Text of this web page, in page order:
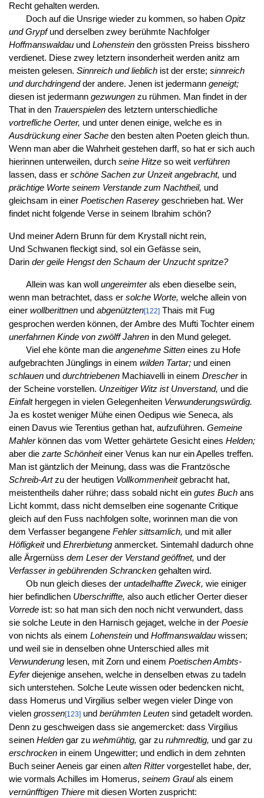
Recht gehalten werden.
Doch auf die Unsrige wieder zu kommen, so habenOpitz
und Grypfund derselben zwey berühmte Nachfolger
Hoffmanswaldauund Lohensteinden grössten Preiss bisshero
verdienet. Diese zwey letztern insonderheit werden anitz am
meisten gelesen. Sinnreich und lieblichist der erste; sinnreich
und durchdringendder andere. Jenen ist jedermann geneigt;
diesen ist jedermann gezwungenzu rühmen. Man findet in der
That in den Trauerspielendes letztern unterschiedliche
vortrefliche Oerter, und unter denen einige, welche es in
Ausdrückung einer Sacheden besten alten Poeten gleich thun.
Wenn man aber die Wahrheit gestehen darff, so hat er sich auch
hierinnen unterweilen, durch seine Hitzeso weit verführen
lassen, dass er schöne Sachen zur Unzeit angebracht, und
prächtige Worte seinem Verstande zum Nachtheil, und
gleichsam in einer Poetischen Rasereygeschrieben hat. Wer
findet nicht folgende Verse in seinem Ibrahim schön?
Und meiner Adern Brunn für dem Krystall nicht rein,
Und Schwanen fleckigt sind, sol ein Gefässe sein,
Darin der geile Hengst den Schaum der Unzucht spritze?
Allein was kan woll ungereimterals eben dieselbe sein,
wenn man betrachtet, dass er solche Worte, welche allein von
einer wollberittnenund abgenützten[122]Thais mit Fug
gesprochen werden können, der Ambre des Mufti Tochter einem
unerfahrnen Kinde von zwölff Jahrenin den Mund geleget.
Viel ehe könte man die angenehme Sitteneines zu Hofe
aufgebrachten Jünglings in einem wilden Tartar;und einen
schlauenund durchtriebenenMachiavelli in einem Drescherin
der Scheine vorstellen. Unzeitiger Witz ist Unverstand, und die
Einfalthergegen in vielen Gelegenheiten Verwunderungswürdig.
Ja es kostet weniger Mühe einen Oedipus wie Seneca, als
einen Davus wie Terentius gethan hat, aufzuführen. Gemeine
Mahlerkönnen das vom Wetter gehärtete Gesicht eines Helden;
aber die zarte Schönheiteiner Venus kan nur ein Apelles treffen.
Man ist gäntzlich der Meinung, dass was die Frantzösche
Schreib-Artzu der heutigen Vollkommenheitgebracht hat,
meistentheils daher rühre; dass sobald nicht eingutes Buchans
Licht kommt, dass nicht demselben eine sogenante Critique
gleich auf den Fuss nachfolgen solte, worinnen man die von
dem Verfasser begangene Fehler sittsamlich, und mit aller
Höfligkeitund Ehrerbietunganmercket. Sintemahl dadurch ohne
alle Ärgernüss dem Leser der Verstand geöffnet, und der
Verfasser in gebührenden Schranckengehalten wird.
Ob nun gleich dieses der untadelhaffte Zweck, wie einiger
hier befindlichen Uberschriffte, also auch etlicher Oerter dieser
Vorredeist: so hat man sich den noch nicht verwundert, dass
sie solche Leute in den Harnisch gejaget, welche in der Poesie
von nichts als einem Lohensteinund Hoffmanswaldauwissen;
und weil sie in denselben ohne Unterschied alles mit
Verwunderunglesen, mit Zorn und einem Poetischen Ambts-
Eyferdiejenige ansehen, welche in denselben etwas zu tadeln
sich unterstehen. Solche Leute wissen oder bedencken nicht,
dass Homerus und Virgilius selber wegen vieler Dinge von
vielen grossen[123]und berühmten Leutensind getadelt worden.
Denn zu geschweigen dass sie angemercket: dass Virgilius
seinen Heldengar zu wehmühtig, gar zu ruhmredtig, und gar zu
erschrockenin einem Ungewitter; und endlich in dem zehnten
Buch seiner Aeneis gar einen alten Rittervorgestellet habe, der,
wie vormals Achilles im Homerus, seinem Graulals einem
vernünfftigen Thieremit diesen Worten zuspricht: